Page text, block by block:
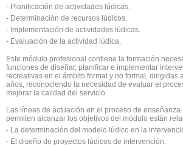
- Planificación de actividades lúdicas.
- Determinación de recursos lúdicos.
- Implementación de actividades lúdicas.
- Evaluación de la actividad lúdica.
Este módulo profesional contiene la formación
funciones de diseñar, planificar e implementar
recreativas en el ámbito formal y no formal, dirigidas
años, reconociendo la necesidad de evaluar el
mejorar la calidad del servicio.
Las líneas de actuación en el proceso de
permiten alcanzar los objetivos del módulo están
- La determinación del modelo lúdico en la
- El diseño de proyectos lúdicos de intervención.